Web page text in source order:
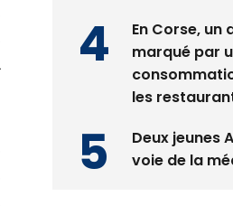
En Corse, un
marqué par
les
Deux jeunes
voie de la